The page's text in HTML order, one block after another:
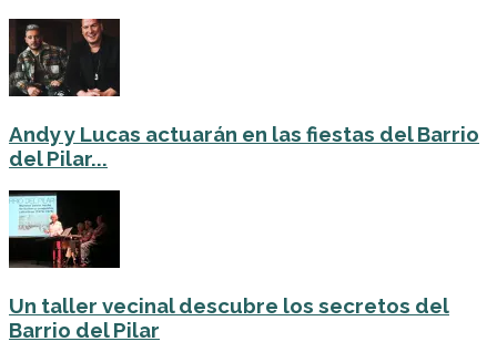
Andy y Lucas actuarán en las fiestas del Barrio
del Pilar...
Un taller vecinal descubre los secretos del
Barrio del Pilar